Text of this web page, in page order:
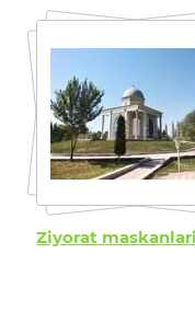
Ziyorat maskanlari